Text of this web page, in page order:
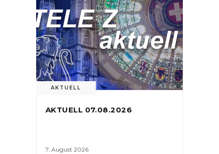
AKTUELL
AKTUELL 07.08.2026
7. August 2026